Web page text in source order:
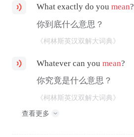
What exactly do youmean?
你到底什么意思？
《柯林斯英汉双解大词典》
Whatever can youmean?
你究竟是什么意思？
《柯林斯英汉双解大词典》
查看更多